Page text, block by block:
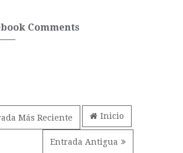
Comments
Más Reciente
Entrada Antigua
Inicio